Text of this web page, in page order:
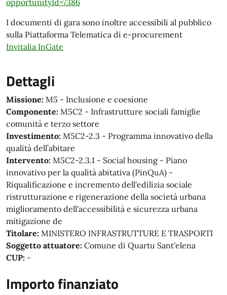
opportunityId=7386
I documenti di gara sono inoltre accessibili al pubblico
sulla Piattaforma Telematica di e-procurement
Invitalia InGate
Dettagli
Missione: M5 - Inclusione e coesione
Componente: M5C2 - Infrastrutture sociali famiglie
comunità e terzo settore
Investimento: M5C2-2.3 - Programma innovativo della
qualità dell’abitare
Intervento: M5C2-2.3.1 - Social housing - Piano
innovativo per la qualità abitativa (PinQuA) -
Riqualificazione e incremento dell'edilizia sociale
ristrutturazione e rigenerazione della società urbana
miglioramento dell'accessibilità e sicurezza urbana
mitigazione de
Titolare: MINISTERO INFRASTRUTTURE E TRASPORTI
Soggetto attuatore: Comune di Quartu Sant'elena
CUP: -
Importo finanziato